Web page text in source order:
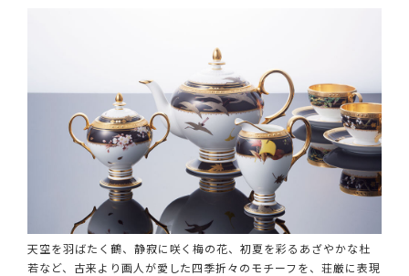
天空を羽ばたく鶴、静寂に咲く梅の花、初夏を彩るあざやかな杜
若など、古来より画人が愛した四季折々のモチーフを、荘厳に表現